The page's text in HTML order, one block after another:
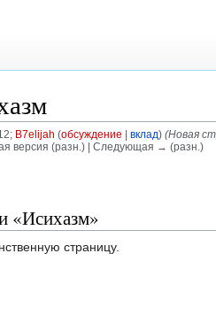
B7elijah (обсуждение вклад) (Новая
версия (разн.) | Следующая → (разн.)
«Исихазм»
страницу.